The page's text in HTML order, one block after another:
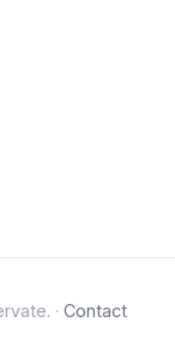
· Contact